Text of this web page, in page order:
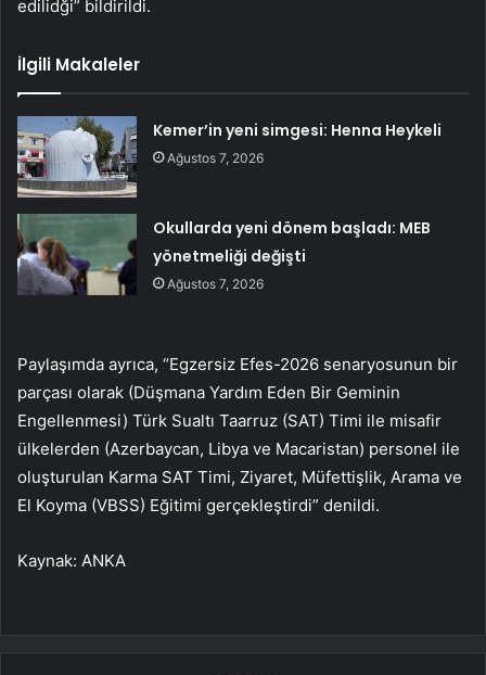
edilidği” bildirildi.
İlgili Makaleler
Kemer’in yeni simgesi: Henna Heykeli
Ağustos 7, 2026
Okullarda yeni dönem başladı: MEB
yönetmeliği değişti
Ağustos 7, 2026
Paylaşımda ayrıca, “Egzersiz Efes-2026 senaryosunun bir
parçası olarak (Düşmana Yardım Eden Bir Geminin
Engellenmesi) Türk Sualtı Taarruz (SAT) Timi ile misafir
ülkelerden (Azerbaycan, Libya ve Macaristan) personel ile
oluşturulan Karma SAT Timi, Ziyaret, Müfettişlik, Arama ve
El Koyma (VBSS) Eğitimi gerçekleştirdi” denildi.
Kaynak: ANKA